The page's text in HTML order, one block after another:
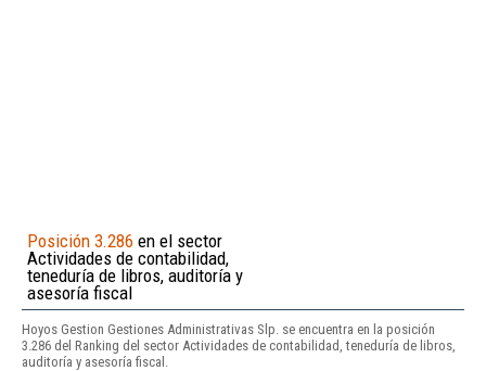
Posición 3.286 en el sector
Actividades de contabilidad,
teneduría de libros, auditoría y
asesoría fiscal
Hoyos Gestion Gestiones Administrativas Slp. se encuentra en la posición
3.286 del Ranking del sector Actividades de contabilidad, teneduría de libros,
auditoría y asesoría fiscal.